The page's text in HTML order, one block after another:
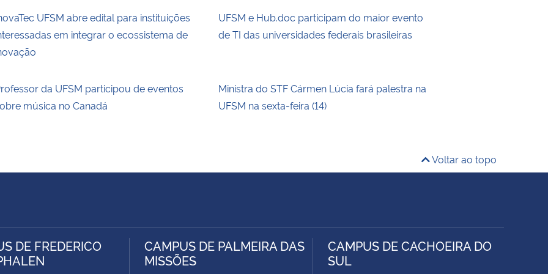
UFSM abre edital para instituições
em integrar o ecossistema de
UFSM e Hub.doc participam do maior evento
de TI das universidades federais brasileiras
da UFSM participou de eventos
música no Canadá
Ministra do STF Cármen Lúcia fará palestra na
UFSM na sexta-feira (14)
Voltar ao topo
DE FREDERICO
CAMPUS DE PALMEIRA DAS
MISSÕES
CAMPUS DE CACHOEIRA DO
SUL